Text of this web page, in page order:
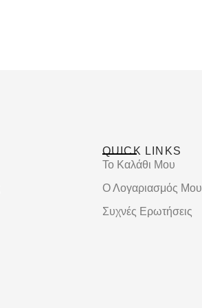
QUICK LINKS
Το Καλάθι Μου
Ο Λογαριασμός Μου
Συχνές Ερωτήσεις